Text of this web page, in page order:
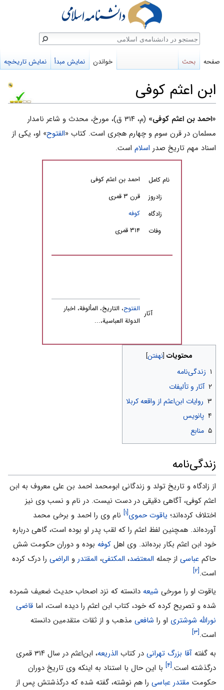
ابن اعثم کوفی
پرش
به
ناوبری
پرش
به
جستجو
«احمد بن اعثم کوفی»
(م، ۳۱۴ ق)، مورخ، محدث و شاعر نامدار
مسلمان در قرن سوم و چهارم هجری است. کتاب «الفتوح» او، یکی‌ از
اسناد مهم‌ تاریخ صدر اسلام‌ است‌.
نام کامل
احمد بن اعثم کوفی
زادروز
قرن ۳ قمری
زادگاه
کوفه
وفات
۳۱۴ قمری
آثار
الفتوح، التاریخ، المألوفة، اخبار
الدولة العباسیة،...
محتویات
۱ زندگی‌نامه
۲ آثار و تألیفات
۳ روایات ابن‌اعثم از واقعه کربلا
۴ پانویس
۵ منابع
زندگی‌نامه
از زادگاه‌ و تاریخ‌ تولد و زندگانی‌ ابومحمد احمد بن‌ علی‌ معروف‌ به‌ ابن‌
اعثم‌ کوفی‌، آگاهی‌ دقیقی‌ در دست‌ نیست‌. در نام‌ و نسب‌ وی‌ نیز
اختلاف‌ کرده‌اند؛ یاقوت حموی[۱]
نام‌ وی‌ را احمد و برخی‌ محمد
آورده‌اند. همچنین‌ لفظ اعثم‌ را که‌ لقب‌ پدر او بوده‌ است‌، گاهی‌ درباره
خود ابن‌ اعثم‌ بکار برده‌اند. وی اهل کوفه بوده و دوران حکومت شش
حاکم عباسی از جمله المعتضد، المکتفی، المقتدر و الراضی را درک کرده
است.[۲]
یاقوت‌ او را مورخی‌ شیعه‌ دانسته‌ که‌ نزد اصحاب‌ حدیث‌ ضعیف‌ شمرده‌
شده‌ و تصریح‌ کرده‌ که‌ خود، کتاب‌ ابن‌ اعثم‌ را دیده‌ است‌، اما قاضی‌
نورالله‌ شوشتری‌ او را شافعی‌ مذهب‌ و از ثقات‌ متقدمین‌ دانسته‌
است‌.[۳]
به گفته آقا بزرگ تهرانی در کتاب الذریعه
، ابن‌اعثم در سال ۳۱۴ قمری
درگذشته است.[۴]
با این حال با استناد به اینکه وی تاریخ دوران
حکومت مقتدر عباسی را هم نوشته، گفته شده که درگذشتش پس از
صفحه بحث خواندن نمایش مبدأ نمایش تاریخچه
جستجو